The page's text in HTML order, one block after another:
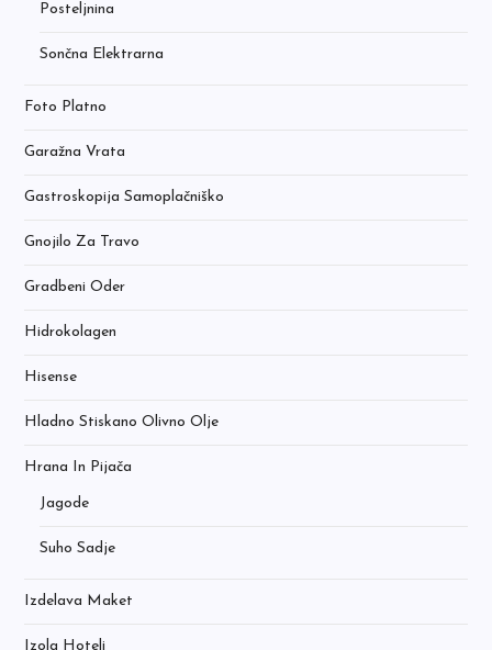
Posteljnina
Sončna Elektrarna
Foto Platno
Garažna Vrata
Gastroskopija Samoplačniško
Gnojilo Za Travo
Gradbeni Oder
Hidrokolagen
Hisense
Hladno Stiskano Olivno Olje
Hrana In Pijača
Jagode
Suho Sadje
Izdelava Maket
Izola Hoteli